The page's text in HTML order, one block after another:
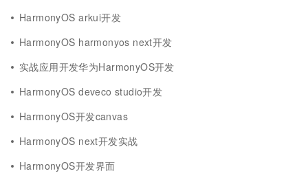
HarmonyOS arkui开发
HarmonyOS harmonyos next开发
实战应用开发华为HarmonyOS开发
HarmonyOS deveco studio开发
HarmonyOS开发canvas
HarmonyOS next开发实战
HarmonyOS开发界面